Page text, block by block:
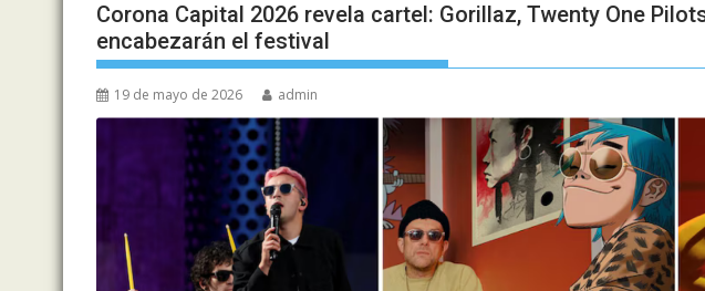
Corona Capital 2026 revela cartel: Gorillaz, Twenty One
encabezarán el festival
19 de mayo de 2026 admin